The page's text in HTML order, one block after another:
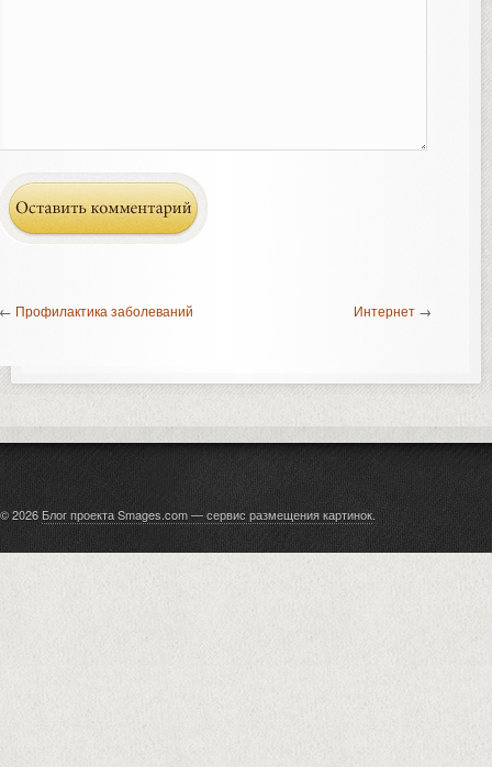
Профилактика заболеваний Интернет →
© 2026 Блог проекта Smages.com — сервис размещения картинок.